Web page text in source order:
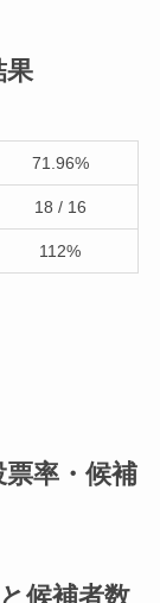
果
71.96%
18 / 16
112%
率・候補
候補者数